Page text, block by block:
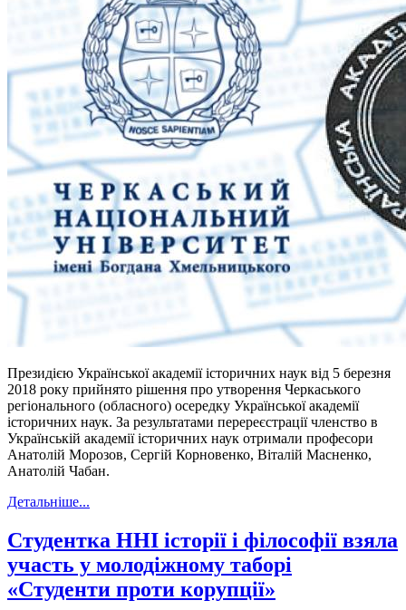
Президією Української академії історичних наук від 5 березня
2018 року прийнято рішення про утворення Черкаського
регіонального (обласного) осередку Української академії
історичних наук. За результатами перереєстрації членство в
Українській академії історичних наук отримали професори
Анатолій Морозов, Сергій Корновенко, Віталій Масненко,
Анатолій Чабан.
Детальніше...
Студентка ННІ історії і філософії взяла
участь у молодіжному таборі
«Студенти проти корупції»